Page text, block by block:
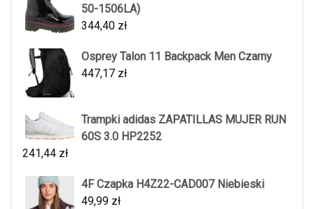
50-1506LA)
344,40 zł
Osprey Talon 11 Backpack Men Czarny
447,17 zł
Trampki adidas ZAPATILLAS MUJER RUN
60S 3.0 HP2252
241,44 zł
4F Czapka H4Z22-CAD007 Niebieski
49,99 zł